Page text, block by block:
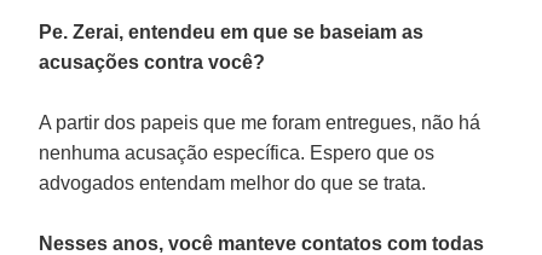
Pe. Zerai, entendeu em que se baseiam as
acusações contra você?
A partir dos papeis que me foram entregues, não há
nenhuma acusação específica. Espero que os
advogados entendam melhor do que se trata.
Nesses anos, você manteve contatos com todas